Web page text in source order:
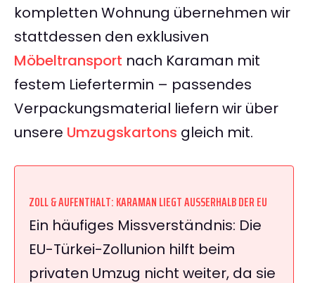
kompletten Wohnung übernehmen wir
stattdessen den exklusiven
Möbeltransport nach Karaman mit
festem Liefertermin – passendes
Verpackungsmaterial liefern wir über
unsere Umzugskartons gleich mit.
ZOLL & AUFENTHALT: KARAMAN LIEGT AUSSERHALB DER EU
Ein häufiges Missverständnis: Die
EU-Türkei-Zollunion hilft beim
privaten Umzug nicht weiter, da sie